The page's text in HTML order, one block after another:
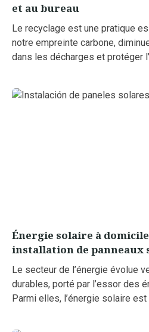
et au bureau
Le recyclage est une pratique
notre empreinte carbone,
dans les décharges et protéger
Énergie solaire à
installation de panneaux
Le secteur de l’énergie évolue
durables, porté par l’essor des
Parmi elles, l’énergie solaire est